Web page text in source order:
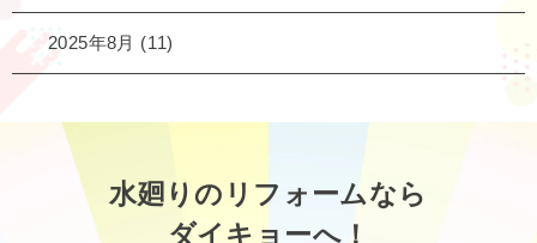
2025年8月 (11)
水廻りのリフォームなら
ダイキョーへ！